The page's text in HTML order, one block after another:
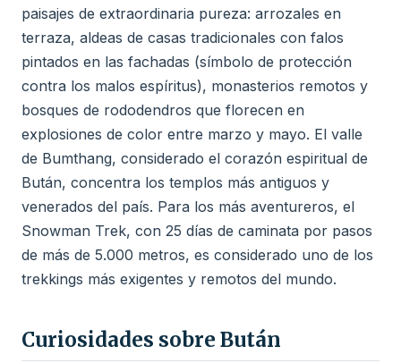
paisajes de extraordinaria pureza: arrozales en
terraza, aldeas de casas tradicionales con falos
pintados en las fachadas (símbolo de protección
contra los malos espíritus), monasterios remotos y
bosques de rododendros que florecen en
explosiones de color entre marzo y mayo. El valle
de Bumthang, considerado el corazón espiritual de
Bután, concentra los templos más antiguos y
venerados del país. Para los más aventureros, el
Snowman Trek, con 25 días de caminata por pasos
de más de 5.000 metros, es considerado uno de los
trekkings más exigentes y remotos del mundo.
Curiosidades sobre Bután